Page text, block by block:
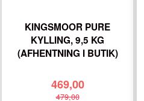
KINGSMOOR PURE
KYLLING, 9,5 KG
(AFHENTNING I BUTIK)
469,00
479,00